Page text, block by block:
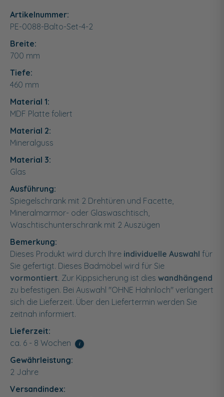
Artikelnummer:
PE-0088-Balto-Set-4-2
Breite:
700 mm
Tiefe:
460 mm
Material 1:
MDF Platte foliert
Material 2:
Mineralguss
Material 3:
Glas
Ausführung:
Spiegelschrank mit 2 Drehtüren und Facette,
Mineralmarmor- oder Glaswaschtisch,
Waschtischunterschrank mit 2 Auszügen
Bemerkung:
Dieses Produkt wird durch Ihre individuelle Auswahl für
Sie gefertigt. Dieses Badmöbel wird für Sie
vormontiert. Zur Kippsicherung ist dies wandhängend
zu befestigen. Bei Auswahl "OHNE Hahnloch" verlängert
sich die Lieferzeit. Über den Liefertermin werden Sie
zeitnah informiert.
Lieferzeit:
ca. 6 - 8 Wochen
i
Gewährleistung:
2 Jahre
Versandindex: